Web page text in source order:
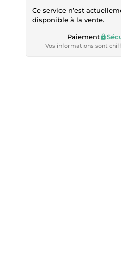
Ce service n’est
disponible à la vente.
Paiement
Vos informations sont